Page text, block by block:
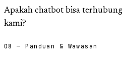
Apakah chatbot bisa
kami?
08 — Panduan & Wawasan